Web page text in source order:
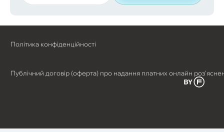
Політика конфіденційності
Публічний договір (оферта) про надання платних онлайн